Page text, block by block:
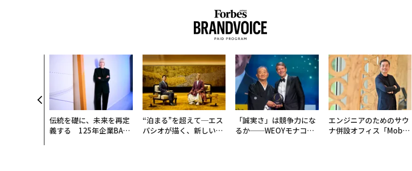
伝統を礎に、未来を再定
義する 125年企業BAT
“泊まる”を超えて─エス
パシオが描く、新しい日
「誠実さ」は競争力にな
るか──WEOYモナコで
エンジニアのためのサウ
ナ併設オフィス「Mobiu